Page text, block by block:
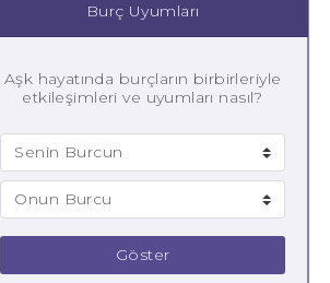
Burç Uyumları
Aşk hayatında burçların birbirleriyle
etkileşimleri ve uyumları nasıl?
Göster